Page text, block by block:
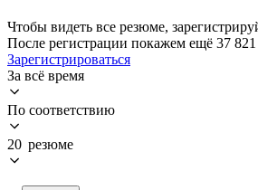
Чтобы видеть все резюме,
После регистрации покажем ещё 37
Зарегистрироваться
За всё время
По соответствию
20 резюме